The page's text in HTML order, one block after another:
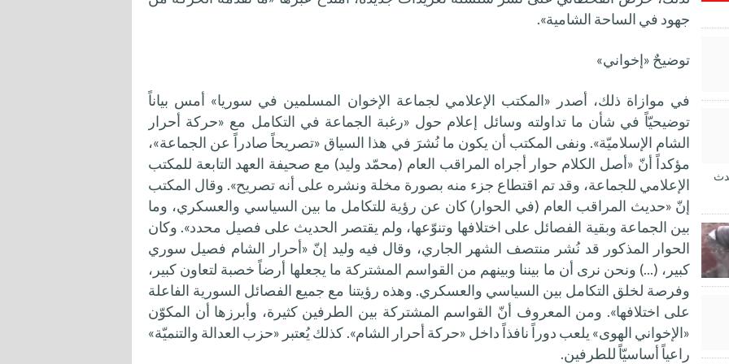
جهود في الساحة الشامية».
توضيحٌ «إخواني»
في موازاة ذلك، أصدر «المكتب الإعلامي لجماعة الإخوان المسلمين في سوريا» أمس بياناً
توضيحيّاً في شأن ما تداولته وسائل إعلام حول «رغبة الجماعة في التكامل مع «حركة أحرار
الشام الإسلاميّة». ونفى المكتب أن يكون ما نُشرَ في هذا السياق «تصريحاً صادراً عن الجماعة»،
مؤكداً أنّ «أصل الكلام حوار أجراه المراقب العام (محمّد وليد) مع صحيفة العهد التابعة للمكتب
الإعلامي للجماعة، وقد تم اقتطاع جزء منه بصورة مخلة ونشره على أنه تصريح». وقال المكتب
إنّ «حديث المراقب العام (في الحوار) كان عن رؤية للتكامل ما بين السياسي والعسكري، وما
بين الجماعة وبقية الفصائل على اختلافها وتنوّعها، ولم يقتصر الحديث على فصيل محدد». وكان
الحوار المذكور قد نُشر منتصف الشهر الجاري، وقال فيه وليد إنّ «أحرار الشام فصيل سوري
كبير، (...) ونحن نرى أن ما بيننا وبينهم من القواسم المشتركة ما يجعلها أرضاً خصبة لتعاون كبير،
وفرصة لخلق التكامل بين السياسي والعسكري. وهذه رؤيتنا مع جميع الفصائل السورية الفاعلة
على اختلافها». ومن المعروف أنّ القواسم المشتركة بين الطرفين كثيرة، وأبرزها أن المكوّن
«الإخواني الهوى» يلعب دوراً نافذاً داخل «حركة أحرار الشام». كذلك يُعتبر «حزب العدالة والتنميّة»
راعياً أساسيّاً للطرفين.